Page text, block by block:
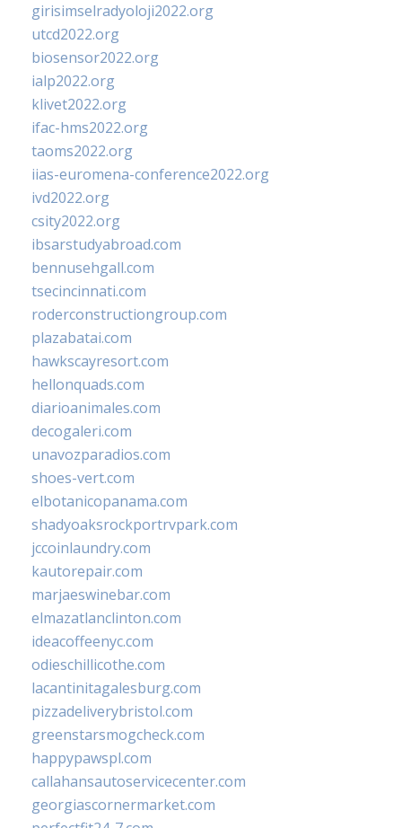
girisimselradyoloji2022.org
utcd2022.org
biosensor2022.org
ialp2022.org
klivet2022.org
ifac-hms2022.org
taoms2022.org
iias-euromena-conference2022.org
ivd2022.org
csity2022.org
ibsarstudyabroad.com
bennusehgall.com
tsecincinnati.com
roderconstructiongroup.com
plazabatai.com
hawkscayresort.com
hellonquads.com
diarioanimales.com
decogaleri.com
unavozparadios.com
shoes-vert.com
elbotanicopanama.com
shadyoaksrockportrvpark.com
jccoinlaundry.com
kautorepair.com
marjaeswinebar.com
elmazatlanclinton.com
ideacoffeenyc.com
odieschillicothe.com
lacantinitagalesburg.com
pizzadeliverybristol.com
greenstarsmogcheck.com
happypawspl.com
callahansautoservicecenter.com
georgiascornermarket.com